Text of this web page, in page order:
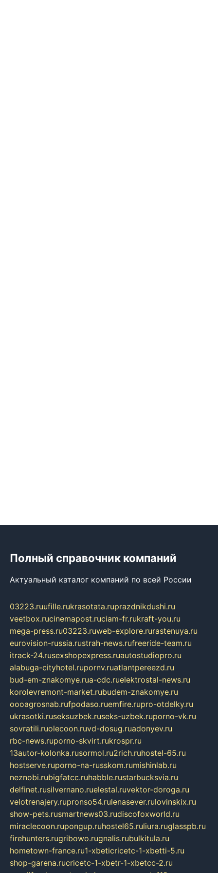
Полный справочник компаний
Актуальный каталог компаний по всей России
03223.ruufille.rukrasotata.ruprazdnikdushi.ru
veetbox.rucinemapost.ruciam-fr.rukraft-you.ru
mega-press.ru03223.ruweb-explore.rurastenuya.ru
eurovision-russia.rustrah-news.rufreeride-team.ru
itrack-24.rusexshopexpress.ruautostudiopro.ru
alabuga-cityhotel.rupornv.ruatlantpereezd.ru
bud-em-znakomye.rua-cdc.ruelektrostal-news.ru
korolevremont-market.rubudem-znakomye.ru
oooagrosnab.rufpodaso.ruemfire.rupro-otdelky.ru
ukrasotki.ruseksuzbek.ruseks-uzbek.ruporno-vk.ru
sovratili.ruolecoon.ruvd-dosug.ruadonyev.ru
rbc-news.ruporno-skvirt.rukrospr.ru
13autor-kolonka.rusormol.ru2rich.ruhostel-65.ru
hostserve.ruporno-na-russkom.rumishinlab.ru
neznobi.rubigfatcc.ruhabble.rustarbucksvia.ru
delfinet.rusilvernano.ruelestal.ruvektor-doroga.ru
velotrenajery.rupronso54.rulenasever.rulovinskix.ru
show-pets.rusmartnews03.rudiscofoxworld.ru
miraclecoon.rupongup.ruhostel65.ruliura.ruglasspb.ru
firehunters.rugribowo.rugnalis.rubulkitula.ru
hometown-france.ru1-xbeticricetc-1-xbetti-5.ru
shop-garena.rucricetc-1-xbetr-1-xbetcc-2.ru